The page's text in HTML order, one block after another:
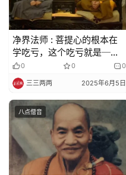
声
明
净界法师 : 菩提心的根本在
学吃亏，这个吃亏就是──
忍让
0 0 0
三三两两 2025年6月5日
八点僧音